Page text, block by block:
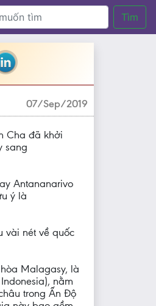
Tìm
07/Sep/2019
Cha đã khởi
sang
Antananarivo
ý là
vài nét về quốc
Malagasy, là
nằm
trong Ấn Độ